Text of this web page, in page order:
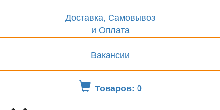
Доставка, Самовывоз
и Оплата
Вакансии
Товаров: 0